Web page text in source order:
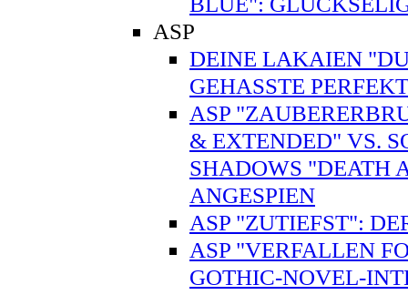
ASP
DEINE LAKAIEN
GEHASSTE
ASP
& EXTENDED" VS.
SHADOWS "DEATH
ANGESPIEN
ASP "ZUTIEFST":
ASP "VERFALLEN
GOTHIC-NOVEL-